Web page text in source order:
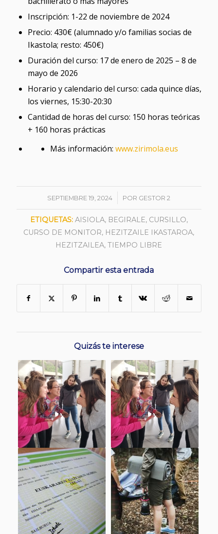
Inscripción: 1-22 de noviembre de 2024
Precio: 430€ (alumnado y/o familias socias de
Ikastola; resto: 450€)
Duración del curso: 17 de enero de 2025 – 8 de
mayo de 2026
Horario y calendario del curso: cada quince días,
los viernes, 15:30-20:30
Cantidad de horas del curso: 150 horas teóricas
+ 160 horas prácticas
Más información: www.zirimola.eus
SEPTIEMBRE 19, 2024
/ POR GESTOR 2
ETIQUETAS: AISIOLA, BEGIRALE, CURSILLO,
CURSO DE MONITOR, HEZITZAILE IKASTAROA,
HEZITZAILEA,TIEMPO LIBRE
Compartir esta entrada
Quizás te interese